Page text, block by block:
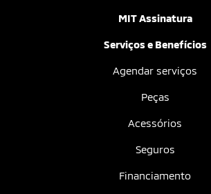
MIT Assinatura
Serviços e Benefícios
Agendar serviços
Peças
Acessórios
Seguros
Financiamento